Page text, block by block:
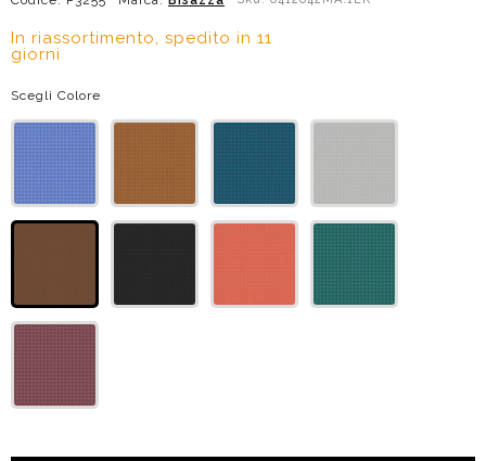
In riassortimento, spedito in 11
giorni
Scegli Colore